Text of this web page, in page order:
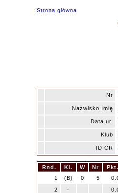
Strona główna
Nr
Nazwisko Imię
Data ur.
Klub
ID CR
Rnd. Kl. W Nr Pkt.
1
(B) 0 5
2
-